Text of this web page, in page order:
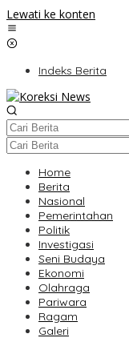
Lewati ke konten
Indeks Berita
Home
Berita
Nasional
Pemerintahan
Politik
Investigasi
Seni Budaya
Ekonomi
Olahraga
Pariwara
Ragam
Galeri